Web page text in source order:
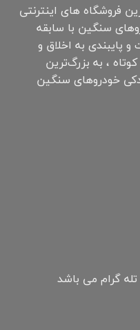
فروشگاه های اینترنتی
سنگین با سابقه
پایبندی به اخلاق و
، به بزرگ‌ترین
خودروهای سنگین
گرام می باشد